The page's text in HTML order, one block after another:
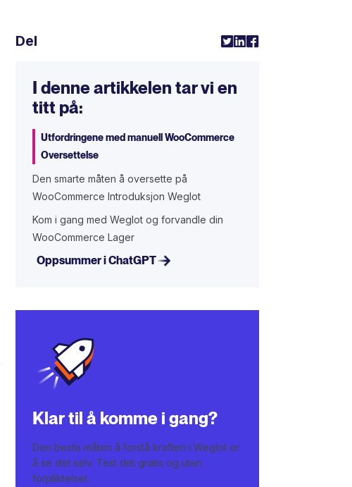
Del
I denne artikkelen tar vi en
titt på:
Utfordringene med manuell WooCommerce
Oversettelse
Den smarte måten å oversette på
WooCommerce Introduksjon Weglot
Kom i gang med Weglot og forvandle din
WooCommerce Lager
Oppsummer i ChatGPT
Klar til å komme i gang?
Den beste måten å forstå kraften i Weglot er
å se det selv. Test det gratis og uten
forpliktelser.